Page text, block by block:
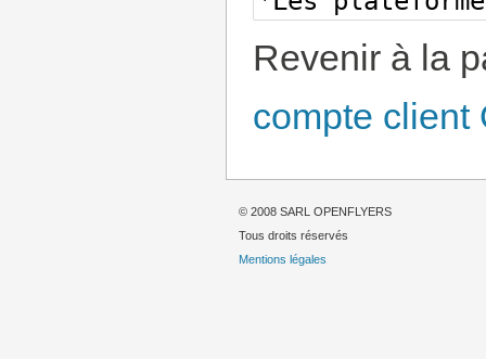
Revenir à la
compte client
© 2008 SARL OPENFLYERS
Tous droits réservés
Mentions légales